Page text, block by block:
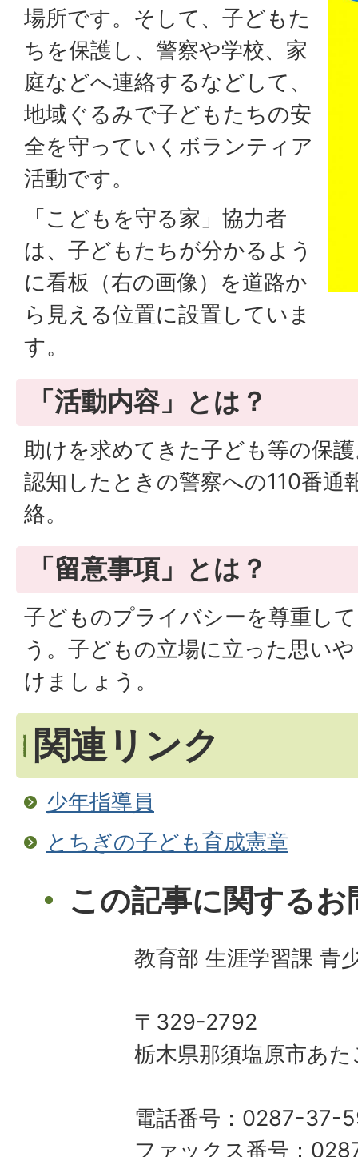
場所です。そして、子どもた
ちを保護し、警察や学校、家
庭などへ連絡するなどして、
地域ぐるみで子どもたちの安
全を守っていくボランティア
活動です。
「こどもを守る家」協力者
は、子どもたちが分かるよう
に看板（右の画像）を道路か
ら見える位置に設置していま
す。
「活動内容」とは？
助けを求めてきた子ども等の保
認知したときの警察への110番通
絡。
「留意事項」とは？
子どものプライバシーを尊重し
う。子どもの立場に立った思い
けましょう。
関連リンク
少年指導員
とちぎの子ども育成憲章
この記事に関する
教育部 生涯学習課 青
〒329-2792
栃木県那須塩原市あ
電話番号：0287-37-
ファックス番号：